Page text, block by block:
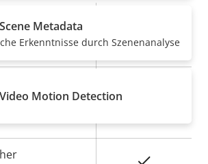
–
Metadata
Erkenntnisse durch Szenenanalyse
Motion Detection